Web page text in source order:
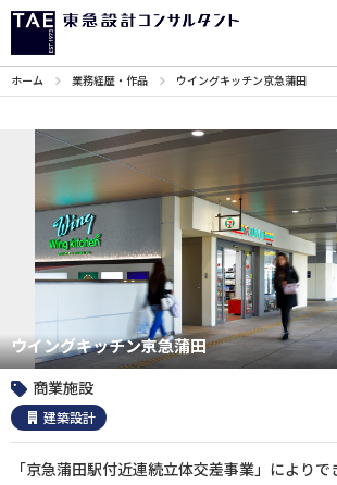
ホーム 業務経歴・作品 ウイングキッチン京急蒲田
ウイングキッチン京急蒲田
商業施設
建築設計
「京急蒲田駅付近連続立体交差事業」により